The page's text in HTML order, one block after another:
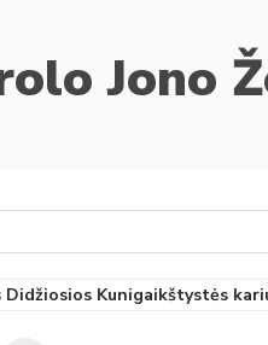
Jono
Didžiosios Kunigaikštystės